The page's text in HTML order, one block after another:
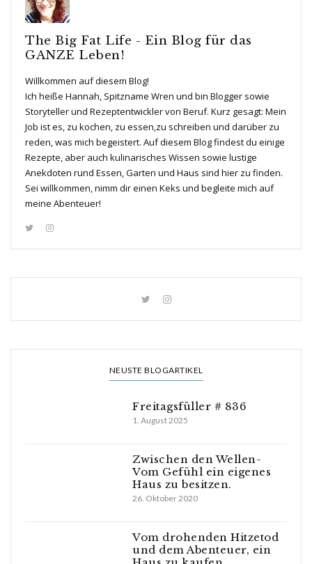
The Big Fat Life - Ein Blog für das
GANZE Leben!
Willkommen auf diesem Blog!
Ich heiße Hannah, Spitzname Wren und bin Blogger sowie
Storyteller und Rezeptentwickler von Beruf. Kurz gesagt: Mein
Job ist es, zu kochen, zu essen,zu schreiben und darüber zu
reden, was mich begeistert. Auf diesem Blog findest du einige
Rezepte, aber auch kulinarisches Wissen sowie lustige
Anekdoten rund Essen, Garten und Haus sind hier zu finden.
Sei willkommen, nimm dir einen Keks und begleite mich auf
meine Abenteuer!
NEUSTE BLOGARTIKEL
Freitagsfüller # 836
1. August 2025
Zwischen den Wellen-
Vom Gefühl ein eigenes
Haus zu besitzen.
26. Oktober 2020
Vom drohenden Hitzetod
und dem Abenteuer, ein